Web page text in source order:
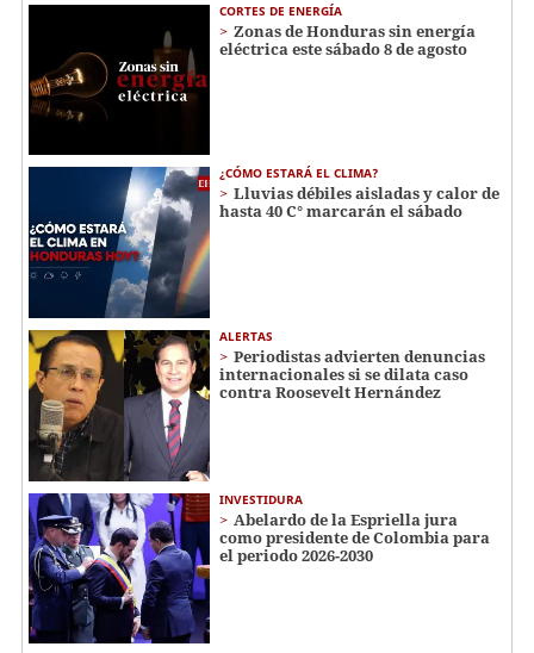
CORTES DE ENERGÍA
Zonas de Honduras sin energía
eléctrica este sábado 8 de agosto
¿CÓMO ESTARÁ EL CLIMA?
Lluvias débiles aisladas y calor de
hasta 40 C° marcarán el sábado
ALERTAS
Periodistas advierten denuncias
internacionales si se dilata caso
contra Roosevelt Hernández
INVESTIDURA
Abelardo de la Espriella jura
como presidente de Colombia para
el periodo 2026-2030